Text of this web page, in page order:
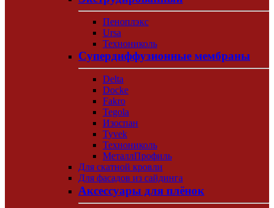
Пеноплэкс
Ursa
Технониколь
Супердиффузионные мембраны
Delta
Docke
Fakro
Tegola
Изоспан
Tyvek
Технониколь
МеталлПрофиль
Для скатной кровли
Для фасадов из сайдинга
Аксессуары для плёнок